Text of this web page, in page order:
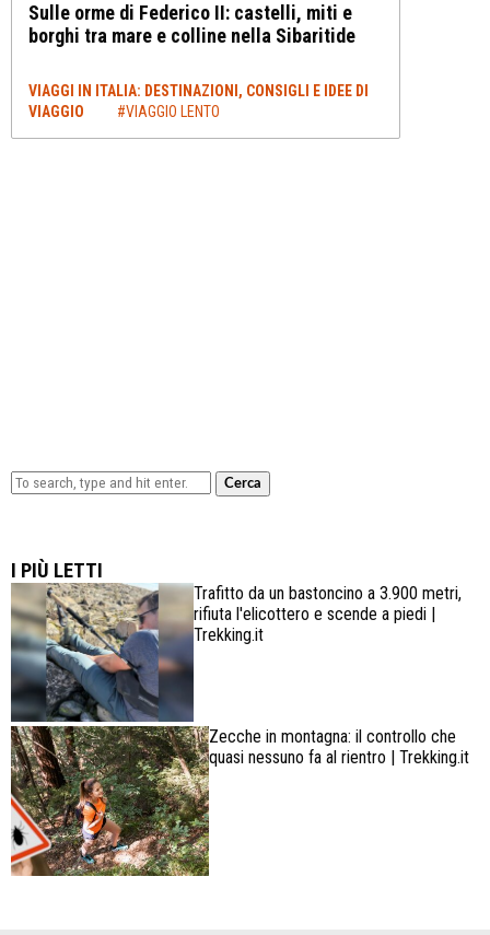
Sulle orme di Federico II: castelli, miti e
borghi tra mare e colline nella Sibaritide
VIAGGI IN ITALIA: DESTINAZIONI, CONSIGLI E IDEE DI
VIAGGIO
#VIAGGIO LENTO
Cerca
I PIÙ LETTI
Trafitto da un bastoncino a 3.900 metri,
rifiuta l'elicottero e scende a piedi |
Trekking.it
Zecche in montagna: il controllo che
quasi nessuno fa al rientro | Trekking.it